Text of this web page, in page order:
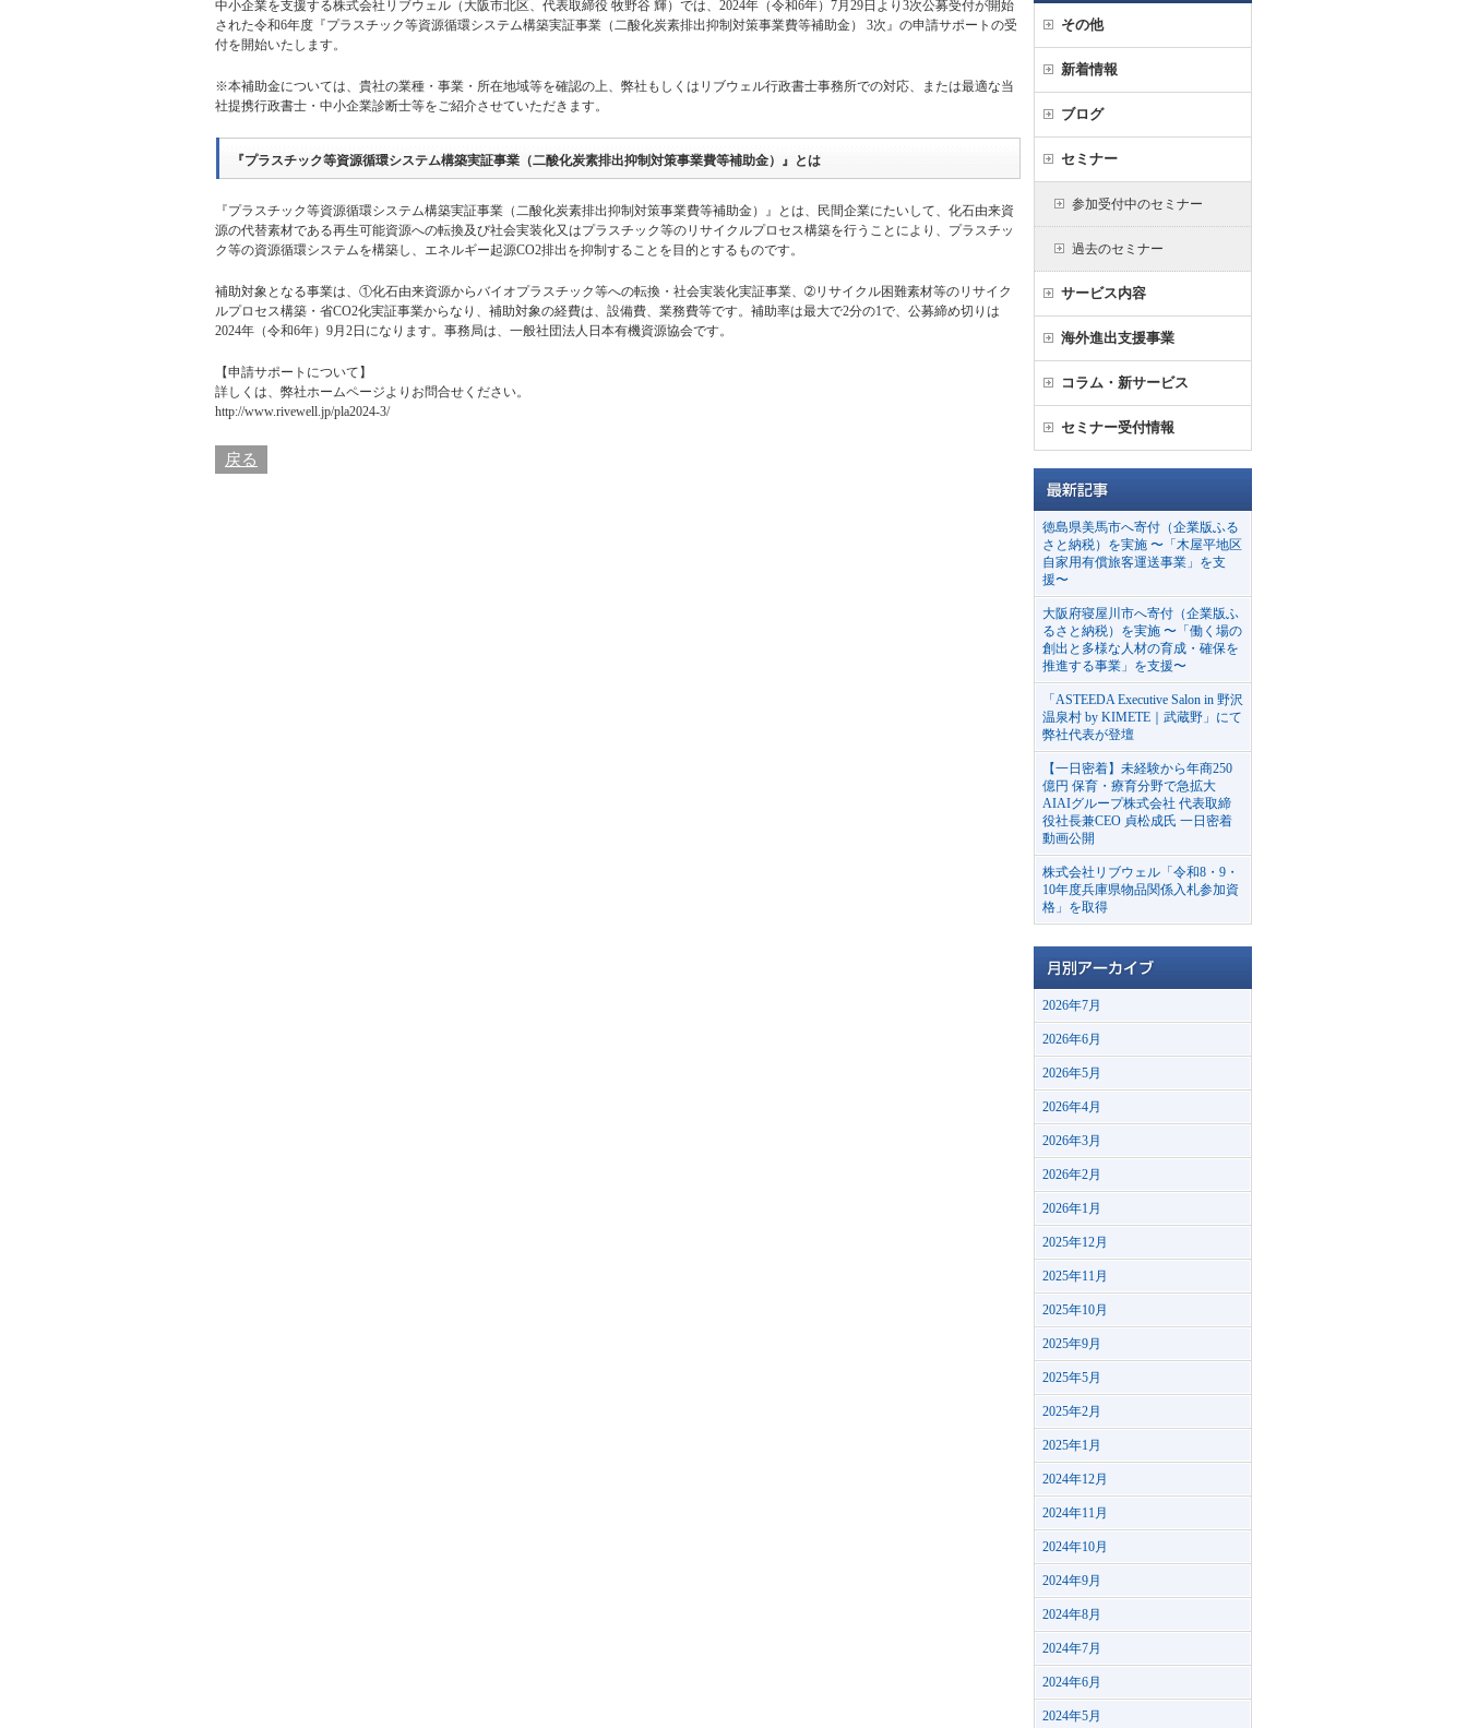
中小企業を支援する株式会社リブウェル（大阪市北区、代表取締役 牧野谷 輝）では、2024年（令和6年）7月29日より3次公募受付が開始
された令和6年度『プラスチック等資源循環システム構築実証事業（二酸化炭素排出抑制対策事業費等補助金） 3次』の申請サポートの受
付を開始いたします。
※本補助金については、貴社の業種・事業・所在地域等を確認の上、弊社もしくはリブウェル行政書士事務所での対応、または最適な当
社提携行政書士・中小企業診断士等をご紹介させていただきます。
『プラスチック等資源循環システム構築実証事業（二酸化炭素排出抑制対策事業費等補助金）』とは
『プラスチック等資源循環システム構築実証事業（二酸化炭素排出抑制対策事業費等補助金）』とは、民間企業にたいして、化石由来資
源の代替素材である再生可能資源への転換及び社会実装化又はプラスチック等のリサイクルプロセス構築を行うことにより、プラスチッ
ク等の資源循環システムを構築し、エネルギー起源CO2排出を抑制することを目的とするものです。
補助対象となる事業は、①化石由来資源からバイオプラスチック等への転換・社会実装化実証事業、➁リサイクル困難素材等のリサイク
ルプロセス構築・省CO2化実証事業からなり、補助対象の経費は、設備費、業務費等です。補助率は最大で2分の1で、公募締め切りは
2024年（令和6年）9月2日になります。事務局は、一般社団法人日本有機資源協会です。
【申請サポートについて】
詳しくは、弊社ホームページよりお問合せください。
http://www.rivewell.jp/pla2024-3/
戻る
その他
新着情報
ブログ
セミナー
参加受付中のセミナー
過去のセミナー
サービス内容
海外進出支援事業
コラム・新サービス
セミナー受付情報
徳島県美馬市へ寄付（企業版ふる
さと納税）を実施 〜「木屋平地区
自家用有償旅客運送事業」を支
援〜
大阪府寝屋川市へ寄付（企業版ふ
るさと納税）を実施 〜「働く場の
創出と多様な人材の育成・確保を
推進する事業」を支援〜
「ASTEEDA Executive Salon in 野沢
温泉村 by KIMETE｜武蔵野」にて
弊社代表が登壇
【一日密着】未経験から年商250
億円 保育・療育分野で急拡大
AIAIグループ株式会社 代表取締
役社長兼CEO 貞松成氏 一日密着
動画公開
株式会社リブウェル「令和8・9・
10年度兵庫県物品関係入札参加資
格」を取得
2026年7月
2026年6月
2026年5月
2026年4月
2026年3月
2026年2月
2026年1月
2025年12月
2025年11月
2025年10月
2025年9月
2025年5月
2025年2月
2025年1月
2024年12月
2024年11月
2024年10月
2024年9月
2024年8月
2024年7月
2024年6月
2024年5月